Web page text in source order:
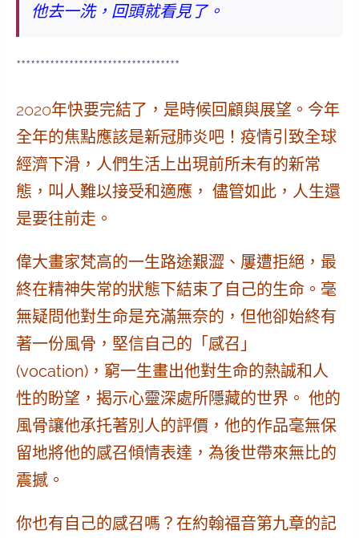
他去一洗，回頭就看見了。
**********************************
2020年快要完結了，是時候回顧與展望。今年
全年的焦點應該是新冠肺炎吧！疫情引致全球
經濟下滑，人們生活上出現前所未有的新常
態，叫人難以接受和適應， 儘管如此，人生還
是要往前走。
偉大畫家梵高的一生路途艱澀、屢遭拒絕，最
終在精神失常的狀態下結束了自己的生命。毫
無疑問他對生命是充滿無奈的，但他卻始終有
著一份風骨，堅信自己的「感召」
(vocation)，窮一生畫出他對生命的熱誠和人
性的盼望，揭示心靈深處所隱藏的世界。 他的
風骨讓他承托著別人的評價，他的作品毫無保
留地將他的感召傾情表達，為後世帶來無比的
震撼。
你也有自己的感召嗎？在約翰福音第九章的記